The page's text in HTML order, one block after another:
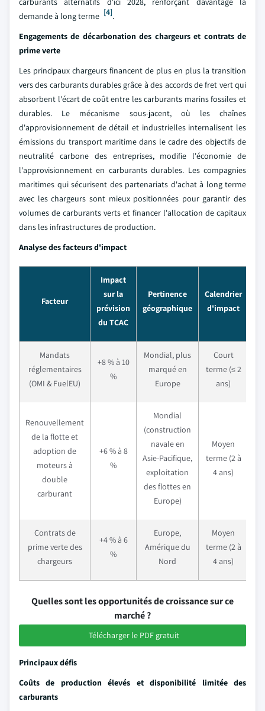
demande à long terme [4].
Engagements de décarbonation des chargeurs et contrats de
prime verte
Les principaux chargeurs financent de plus en plus la transition
vers des carburants durables grâce à des accords de fret vert qui
absorbent l'écart de coût entre les carburants marins fossiles et
durables. Le mécanisme sous-jacent, où les chaînes
d'approvisionnement de détail et industrielles internalisent les
émissions du transport maritime dans le cadre des objectifs de
neutralité carbone des entreprises, modifie l'économie de
l'approvisionnement en carburants durables. Les compagnies
maritimes qui sécurisent des partenariats d'achat à long terme
avec les chargeurs sont mieux positionnées pour garantir des
volumes de carburants verts et financer l'allocation de capitaux
dans les infrastructures de production.
Analyse des facteurs d'impact
Facteur
Impact
sur la
prévision
du TCAC
Pertinence
géographique
Calendrier
d'impact
Mandats
réglementaires
(OMI & FuelEU)
+8 % à 10
%
Mondial, plus
marqué en
Europe
Court
terme (≤ 2
ans)
Renouvellement
de la flotte et
adoption de
moteurs à
double
carburant
+6 % à 8
%
Mondial
(construction
navale en
Asie-Pacifique,
exploitation
des flottes en
Europe)
Moyen
terme (2 à
4 ans)
Contrats de
prime verte des
chargeurs
+4 % à 6
%
Europe,
Amérique du
Nord
Moyen
terme (2 à
4 ans)
Quelles sont les opportunités de croissance sur ce
marché ?
Télécharger le PDF gratuit
Principaux défis
Coûts de production élevés et disponibilité limitée des
carburants